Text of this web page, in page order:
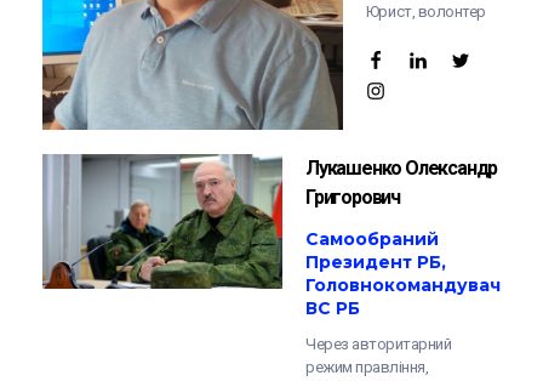
Юрист, волонтер
Лукашенко Олександр
Григорович
Самообраний
Президент РБ,
Головнокомандувач
ВС РБ
Через авторитарний
режим правління,